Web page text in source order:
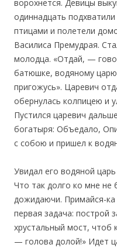
ворохнется. Девицы
одиннадцать
птицами и полетели
Василиса Премудрая.
молодца. «Отдай, —
батюшке, водяному
пригожусь». Царевич
обернулась колпицею и
Пустился царевич
богатыря: Объедало,
с собою и пришел к
Увидал его водяной
Что так долго ко мне не
дожидаючи. Примайся-ка
первая задача: построй
хрустальный мост, чтоб
— голова долой!» Идет